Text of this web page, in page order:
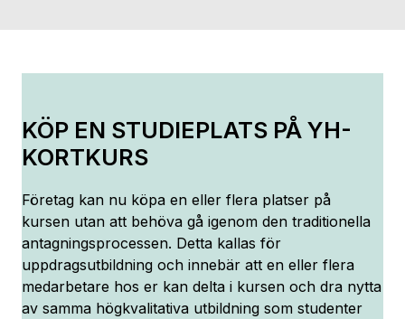
KÖP EN STUDIEPLATS PÅ YH-
KORTKURS
Företag kan nu köpa en eller flera platser på
kursen utan att behöva gå igenom den traditionella
antagningsprocessen. Detta kallas för
uppdragsutbildning och innebär att en eller flera
medarbetare hos er kan delta i kursen och dra nytta
av samma högkvalitativa utbildning som studenter